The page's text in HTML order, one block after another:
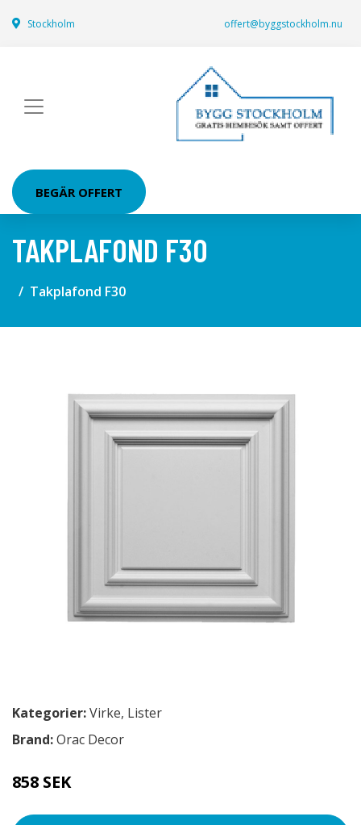
Stockholm offert@byggstockholm.nu
BEGÄR OFFERT
TAKPLAFOND F30
Takplafond F30
Kategorier:Virke, Lister
Brand:Orac Decor
858 SEK